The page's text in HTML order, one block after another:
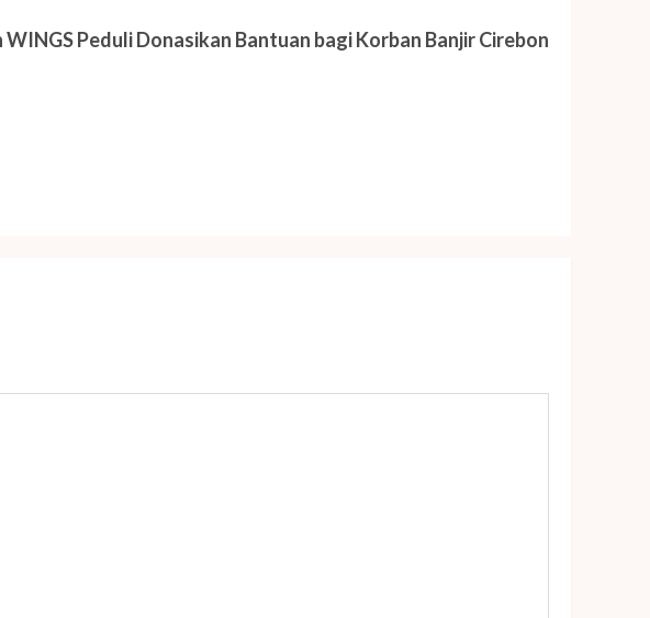
WINGS Peduli Donasikan Bantuan bagi Korban Banjir Cirebon